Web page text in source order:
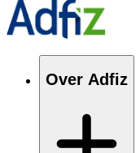
Over Adfiz